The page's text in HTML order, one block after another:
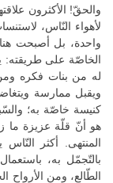
والحقّ! الأكثرون
لأهواء النّاس،
واحدة، بل أصبحت
الخاصّة على طريقته:
له من بنات فكره
ويقبل ممارسة
كنيسة خاصّة به؛
هو أنّ قلّة عزيزة ما
المنتهى. أكثر
بالتّجمّل به،
الطّالع، ومن الأرواح